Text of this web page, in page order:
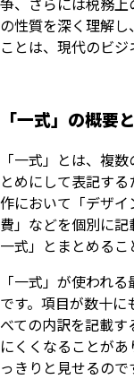
の性質を深く理解
ことは、現代のビジ
「一式」の概要
「一式」とは、複
とめにして表記す
作において「デザ
費」などを個別に
一式」とまとめるこ
「一式」が使われ
です。項目が数十
べての内訳を記載
にくくなることが
っきりと見せるので